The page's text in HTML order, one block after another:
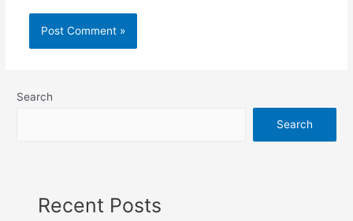
Search
Search
Recent Posts